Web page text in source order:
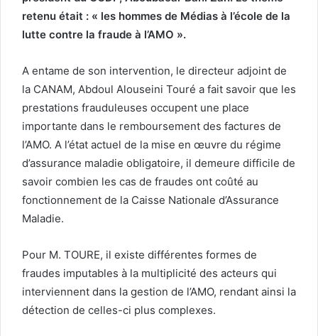
retenu était : « les hommes de Médias à l’école de la
lutte contre la fraude à l’AMO ».
A entame de son intervention, le directeur adjoint de
la CANAM, Abdoul Alouseini Touré a fait savoir que les
prestations frauduleuses occupent une place
importante dans le remboursement des factures de
l’AMO. A l’état actuel de la mise en œuvre du régime
d’assurance maladie obligatoire, il demeure difficile de
savoir combien les cas de fraudes ont coûté au
fonctionnement de la Caisse Nationale d’Assurance
Maladie.
Pour M. TOURE, il existe différentes formes de
fraudes imputables à la multiplicité des acteurs qui
interviennent dans la gestion de l’AMO, rendant ainsi la
détection de celles-ci plus complexes.